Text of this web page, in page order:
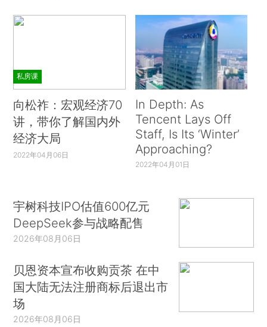
私房课
向松祚：宏观经济70
讲，带你了解国内外
经济大局
2022年04月06日
In Depth: As
Tencent Lays Off
Staff, Is Its ‘Winter’
Approaching?
2022年04月01日
宇树科技IPO估值600亿元
DeepSeek参与战略配售
2026年08月06日
贝恩资本宣布收购贡茶 在中
国大陆无法注册商标后退出市
场
2026年08月06日